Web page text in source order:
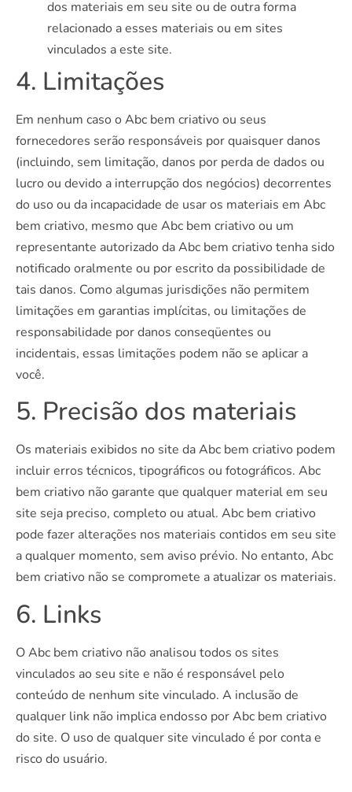
dos materiais em seu site ou de outra forma
relacionado a esses materiais ou em sites
vinculados a este site.
4. Limitações
Em nenhum caso o Abc bem criativo ou seus
fornecedores serão responsáveis ​​por quaisquer danos
(incluindo, sem limitação, danos por perda de dados ou
lucro ou devido a interrupção dos negócios) decorrentes
do uso ou da incapacidade de usar os materiais em Abc
bem criativo, mesmo que Abc bem criativo ou um
representante autorizado da Abc bem criativo tenha sido
notificado oralmente ou por escrito da possibilidade de
tais danos. Como algumas jurisdições não permitem
limitações em garantias implícitas, ou limitações de
responsabilidade por danos conseqüentes ou
incidentais, essas limitações podem não se aplicar a
você.
5. Precisão dos materiais
Os materiais exibidos no site da Abc bem criativo podem
incluir erros técnicos, tipográficos ou fotográficos. Abc
bem criativo não garante que qualquer material em seu
site seja preciso, completo ou atual. Abc bem criativo
pode fazer alterações nos materiais contidos em seu site
a qualquer momento, sem aviso prévio. No entanto, Abc
bem criativo não se compromete a atualizar os materiais.
6. Links
O Abc bem criativo não analisou todos os sites
vinculados ao seu site e não é responsável pelo
conteúdo de nenhum site vinculado. A inclusão de
qualquer link não implica endosso por Abc bem criativo
do site. O uso de qualquer site vinculado é por conta e
risco do usuário.